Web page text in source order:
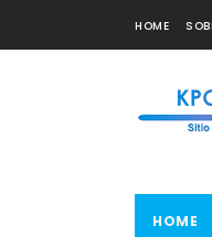
HOME
HOME